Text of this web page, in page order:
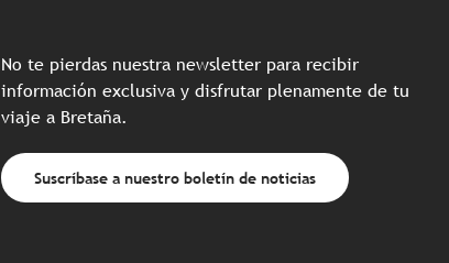
No te pierdas nuestra newsletter para recibir
información exclusiva y disfrutar plenamente de tu
viaje a Bretaña.
Suscríbase a nuestro boletín de noticias